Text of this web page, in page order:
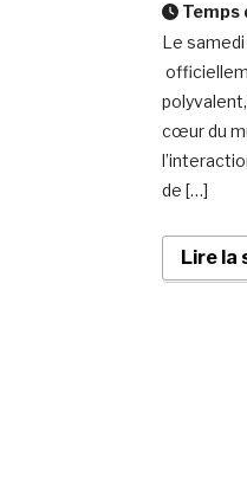
Temps
Le
cœur du
de […]
Lire la